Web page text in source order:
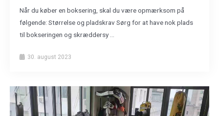
Når du køber en boksering, skal du være opmærksom på
følgende: Størrelse og pladskrav Sørg for at have nok plads
til bokseringen og skræddersy ...
30. august 2023